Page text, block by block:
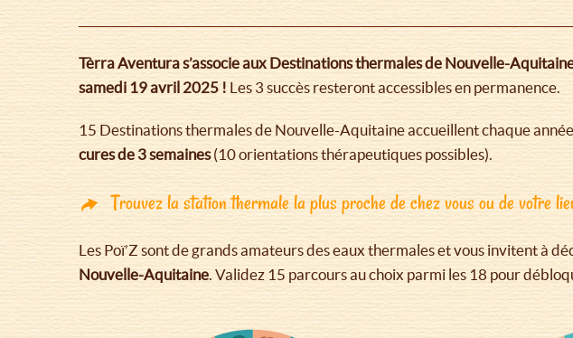
Tèrra Aventura s’associe aux Destinations thermales de Nouvelle-
samedi 19 avril 2025 ! Les 3 succès resteront accessibles en permanence.
15 Destinations thermales de Nouvelle-Aquitaine accueillent chaque
cures de 3 semaines(10 orientations thérapeutiques possibles).
Trouvez la station thermale la plus proche de chez vous ou de votre
Les Poï’Z sont de grands amateurs des eaux thermales et vous invitent à
Nouvelle-Aquitaine . Validez 15 parcours au choix parmi les 18 pour